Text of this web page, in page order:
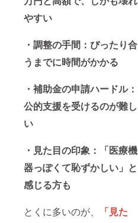
やすい
・調整の手間：ぴったり合
うまでに時間がかかる
・補助金の申請ハードル：
公的支援を受けるのが難し
い
・見た目の印象：「医療機
器っぽくて恥ずかしい」と
感じる方も
とくに多いのが、
「見た